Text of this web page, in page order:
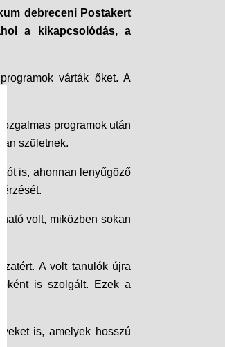
debreceni Postakert
a kikapcsolódás, a
várták őket. A
programok után
születnek.
is, ahonnan lenyűgöző
volt, miközben sokan
A volt tanulók újra
is szolgált. Ezek a
is, amelyek hosszú